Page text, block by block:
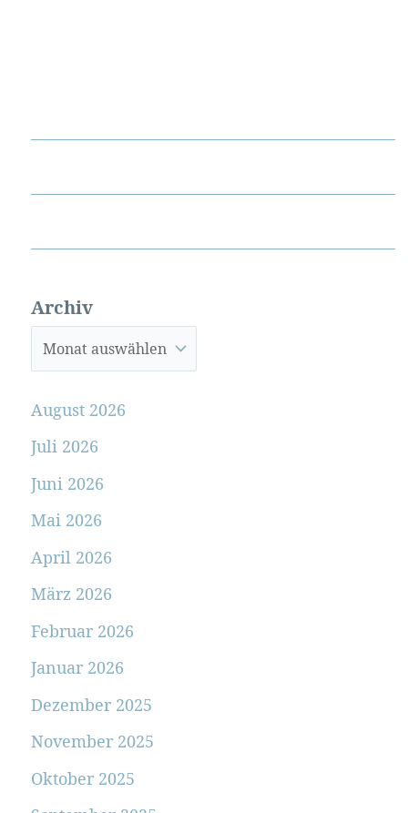
Archiv
August 2026
Juli 2026
Juni 2026
Mai 2026
April 2026
März 2026
Februar 2026
Januar 2026
Dezember 2025
November 2025
Oktober 2025